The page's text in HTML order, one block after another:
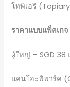
โทพิเอริ
ราคาแบบแพ็คเก
ผู้ใหญ่ – SGD 38
แคนโอะพิพาร์ค